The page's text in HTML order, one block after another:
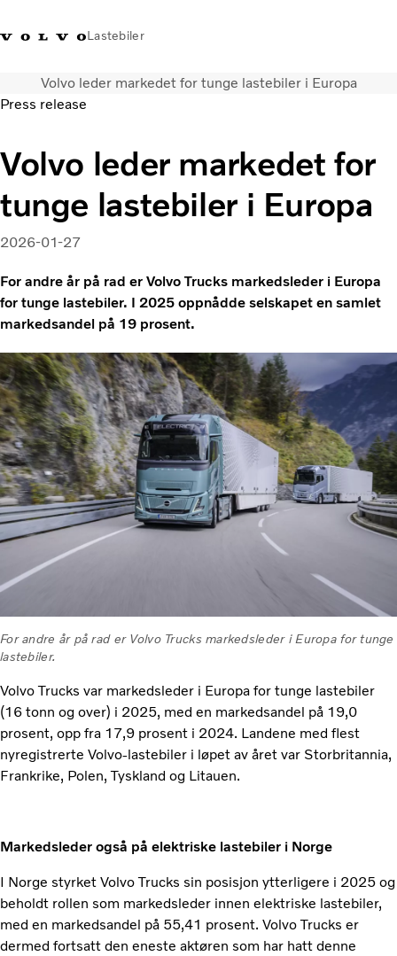
Lastebiler
+47 23 17 66 00Facebook Volvo Trucks MerchandiseLogg på Norge
Transportløsninger
Alle modeller og drivlinjer
Tjenester
Finn forhandler
Nyheter
Kontakt oss
Truck Builder
Volvo leder markedet for tunge lastebiler i Europa
Press release
Volvo leder markedet for
tunge lastebiler i Europa
2026-01-27
For andre år på rad er Volvo Trucks markedsleder i Europa
for tunge lastebiler. I 2025 oppnådde selskapet en samlet
markedsandel på 19 prosent.
For andre år på rad er Volvo Trucks markedsleder i Europa for tunge
lastebiler.
Volvo Trucks var markedsleder i Europa for tunge lastebiler
(16 tonn og over) i 2025, med en markedsandel på 19,0
prosent, opp fra 17,9 prosent i 2024. Landene med flest
nyregistrerte Volvo-lastebiler i løpet av året var Storbritannia,
Frankrike, Polen, Tyskland og Litauen.
Markedsleder også på elektriske lastebiler i Norge
I Norge styrket Volvo Trucks sin posisjon ytterligere i 2025 og
beholdt rollen som markedsleder innen elektriske lastebiler,
med en markedsandel på 55,41 prosent. Volvo Trucks er
dermed fortsatt den eneste aktøren som har hatt denne